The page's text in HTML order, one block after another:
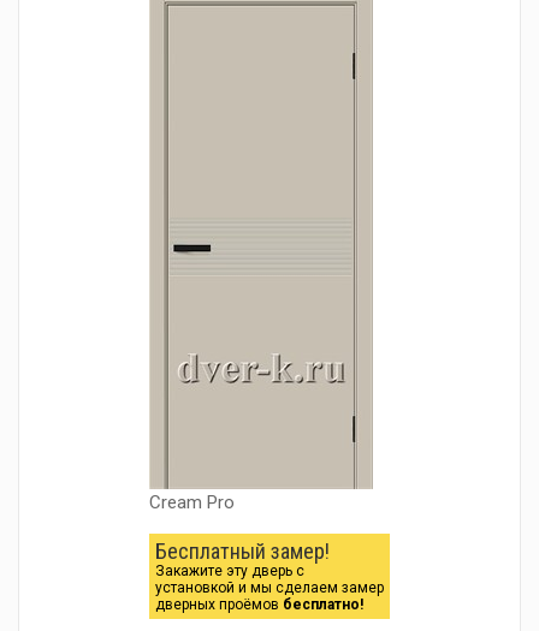
Cream Pro
Бесплатный замер!
Закажите эту дверь с
установкой и мы сделаем замер
дверных проёмов бесплатно!